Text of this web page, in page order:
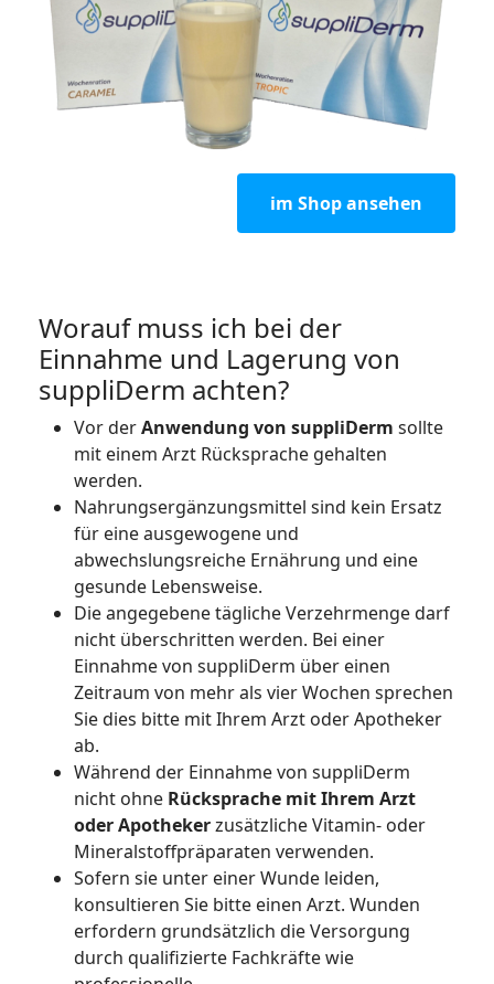
im Shop ansehen
Worauf muss ich bei der
Einnahme und Lagerung von
suppliDerm achten?
Vor derAnwendung von suppliDerm sollte
mit einem Arzt Rücksprache gehalten
werden.
Nahrungsergänzungsmittel sind kein Ersatz
für eine ausgewogene und
abwechslungsreiche Ernährung und eine
gesunde Lebensweise.
Die angegebene tägliche Verzehrmenge darf
nicht überschritten werden. Bei einer
Einnahme von suppliDerm über einen
Zeitraum von mehr als vier Wochen sprechen
Sie dies bitte mit Ihrem Arzt oder Apotheker
ab.
Während der Einnahme von suppliDerm
nicht ohne Rücksprache mit Ihrem Arzt
oder Apothekerzusätzliche Vitamin- oder
Mineralstoffpräparaten verwenden.
Sofern sie unter einer Wunde leiden,
konsultieren Sie bitte einen Arzt. Wunden
erfordern grundsätzlich die Versorgung
durch qualifizierte Fachkräfte wie